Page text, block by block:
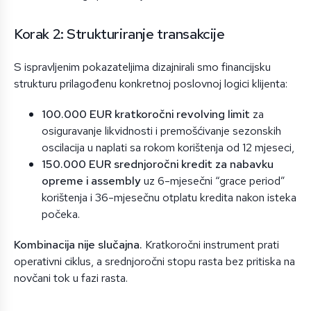
Korak 2: Strukturiranje transakcije
S ispravljenim pokazateljima dizajnirali smo financijsku
strukturu prilagođenu konkretnoj poslovnoj logici klijenta:
100.000 EUR kratkoročni revolving limit za
osiguravanje likvidnosti i premošćivanje sezonskih
oscilacija u naplati sa rokom korištenja od 12 mjeseci,
150.000 EUR srednjoročni kredit za nabavku
opreme i assemblyuz 6-mjesečni “grace period”
korištenja i 36-mjesečnu otplatu kredita nakon isteka
počeka.
Kombinacija nije slučajna. Kratkoročni instrument prati
operativni ciklus, a srednjoročni stopu rasta bez pritiska na
novčani tok u fazi rasta.